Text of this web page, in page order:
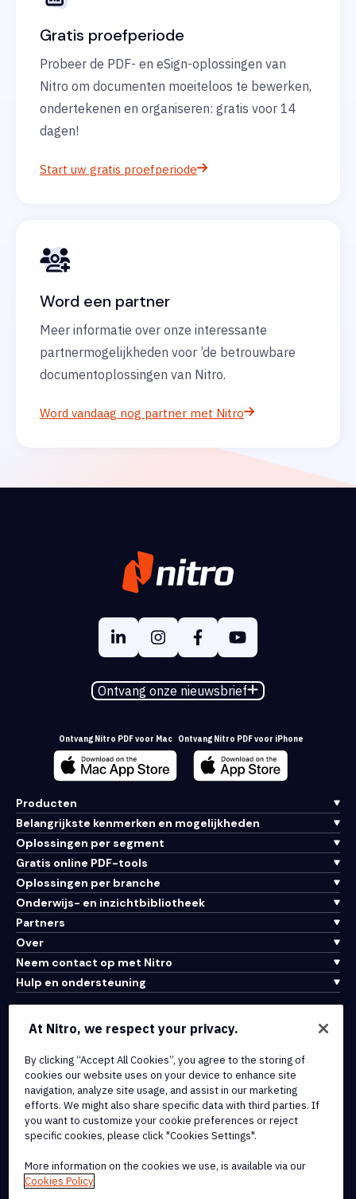
Gratis proefperiode
Probeer de PDF- en eSign-oplossingen van
Nitro om documenten moeiteloos te bewerken,
ondertekenen en organiseren: gratis voor 14
dagen!
Start uw gratis proefperiode
Word een partner
Meer informatie over onze interessante
partnermogelijkheden voor ’de betrouwbare
documentoplossingen van Nitro.
Word vandaag nog partner met Nitro
Ontvang onze nieuwsbrief
Ontvang Nitro PDF voor Mac Ontvang Nitro PDF voor iPhone
Producten
Belangrijkste kenmerken en mogelijkheden
Oplossingen per segment
Gratis online PDF-tools
Oplossingen per branche
Onderwijs- en inzichtbibliotheek
Partners
Over
Neem contact op met Nitro
Hulp en ondersteuning
Integraties en API-connectiviteit
Cookiebeleid
Copyrightbeleid
Alle voorwaarden en beleidsmaatregelen
© 2026 Nitro Software, Inc. Inc. Alle rechten voorbehouden.
Nitro, het Nitro-logo, Nitro Productivity Platform, Nitro PDF Pro, Nitro
At Nitro, we respect your privacy.
By clicking “Accept All Cookies”, you agree to the storing of
cookies our website uses on your device to enhance site
navigation, analyze site usage, and assist in our marketing
efforts. We might also share specific data with third parties. If
you want to customize your cookie preferences or reject
specific cookies, please click "Cookies Settings".
More information on the cookies we use, is available via our
Cookies Policy